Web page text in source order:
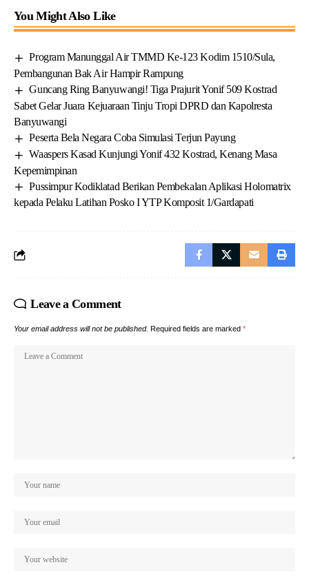
You Might Also Like
Program Manunggal Air TMMD Ke-123 Kodim 1510/Sula,
Pembangunan Bak Air Hampir Rampung
Guncang Ring Banyuwangi! Tiga Prajurit Yonif 509 Kostrad
Sabet Gelar Juara Kejuaraan Tinju Tropi DPRD dan Kapolresta
Banyuwangi
Peserta Bela Negara Coba Simulasi Terjun Payung
Waaspers Kasad Kunjungi Yonif 432 Kostrad, Kenang Masa
Kepemimpinan
Pussimpur Kodiklatad Berikan Pembekalan Aplikasi Holomatrix
kepada Pelaku Latihan Posko I YTP Komposit 1/Gardapati
Leave a Comment
Your email address will not be published. Required fields are marked *